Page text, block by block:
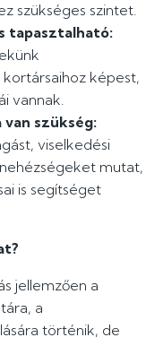
szükséges szintet.
tapasztalható:
képest,
vannak.
szükség:
viselkedési
mutat,
is segítséget
jellemzően a
a
történik, de